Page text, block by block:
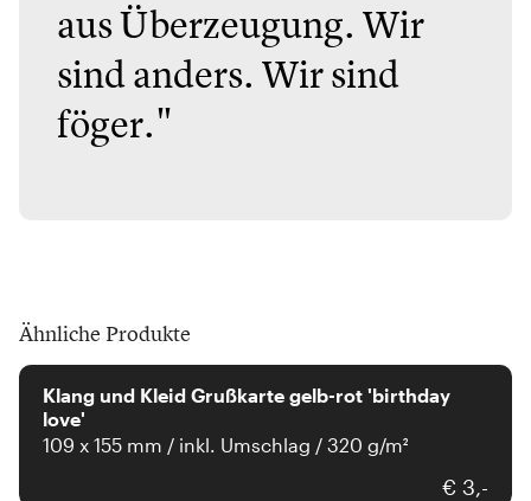
aus Überzeugung. Wir
sind anders. Wir sind
föger."
Ähnliche Produkte
Klang und Kleid Grußkarte gelb-rot 'birthday
love'
109 x 155 mm / inkl. Umschlag / 320 g/m²
€ 3,-
Klang und Kleid